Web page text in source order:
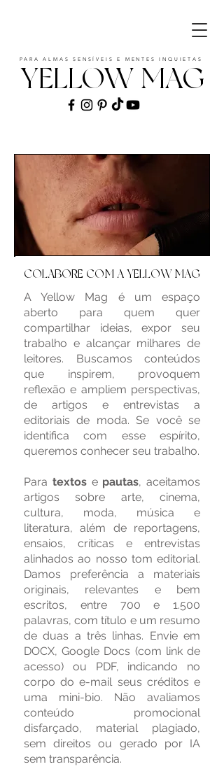
YELLOW MAG
PARA ALMAS SENSÍVEIS E MENTES INQUIETAS
COLABORE COM A YELLOW MAG
A Yellow Mag é um espaço
aberto para quem quer
compartilhar ideias, expor seu
trabalho e alcançar milhares de
leitores. Buscamos conteúdos
que inspirem, provoquem
reflexão e ampliem perspectivas,
de artigos e entrevistas a
editoriais de moda. Se você se
identifica com esse espírito,
queremos conhecer seu trabalho.
Para textose pautas, aceitamos
artigos sobre arte, cinema,
cultura, moda, música e
literatura, além de reportagens,
ensaios, críticas e entrevistas
alinhados ao nosso tom editorial.
Damos preferência a materiais
originais, relevantes e bem
escritos, entre 700 e 1.500
palavras, com título e um resumo
de duas a três linhas. Envie em
DOCX, Google Docs (com link de
acesso) ou PDF, indicando no
corpo do e-mail seus créditos e
uma mini-bio. Não avaliamos
conteúdo promocional
disfarçado, material plagiado,
sem direitos ou gerado por IA
sem transparência.